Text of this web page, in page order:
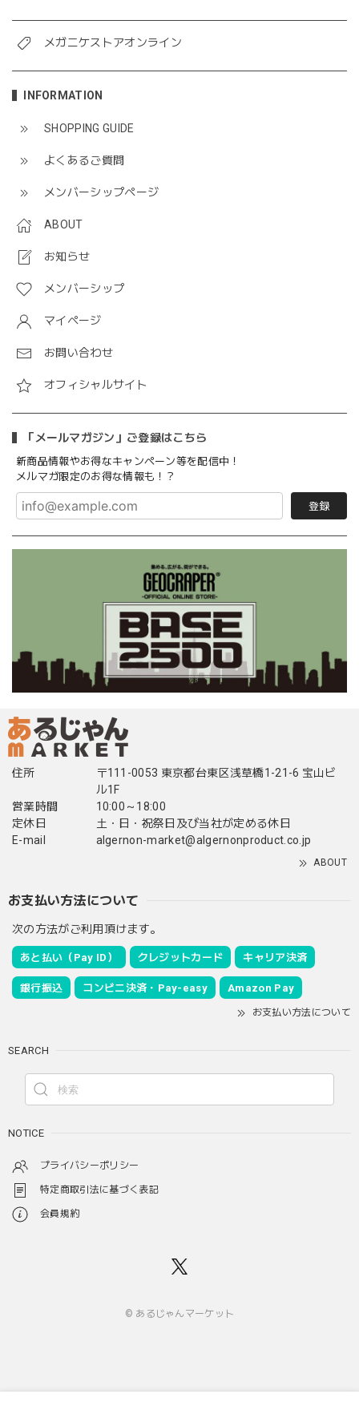
メガニケストアオンライン
INFORMATION
SHOPPING GUIDE
よくあるご質問
メンバーシップページ
ABOUT
お知らせ
メンバーシップ
マイページ
お問い合わせ
オフィシャルサイト
「メールマガジン」ご登録はこちら
新商品情報やお得なキャンペーン等を配信中！
メルマガ限定のお得な情報も！？
登録
住所
〒111-0053 東京都台東区浅草橋1-21-6 宝山ビ
ル1F
営業時間
10:00～18:00
定休日
土・日・祝祭日及び当社が定める休日
E-mail
algernon-market@algernonproduct.co.jp
ABOUT
お支払い方法について
次の方法がご利用頂けます。
あと払い（Pay ID） クレジットカード キャリア決済
銀行振込 コンビニ決済・Pay-easy Amazon Pay
お支払い方法について
SEARCH
NOTICE
プライバシーポリシー
特定商取引法に基づく表記
会員規約
© あるじゃんマーケット